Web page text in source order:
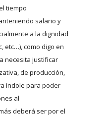
tiempo
salario y
a la dignidad
etc…), como digo en
necesita justificar
de producción,
índole para poder
al
deberá ser por el